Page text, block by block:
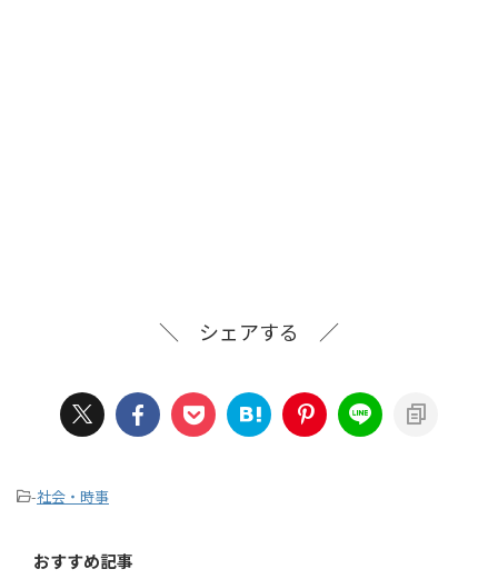
＼ シェアする ／
-社会・時事
おすすめ記事